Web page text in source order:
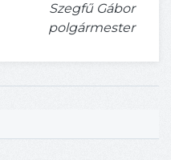
Szegfű Gábor
polgármester